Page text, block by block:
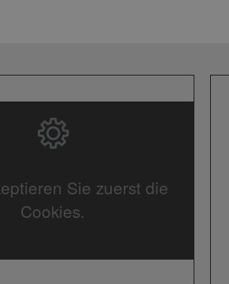
Sie zuerst die
Cookies.